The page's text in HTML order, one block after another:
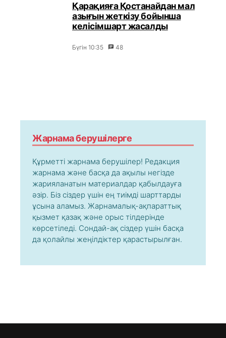
Қарақияға Қостанайдан мал
азығын жеткізу бойынша
келісімшарт жасалды
Бүгін 10:35 48
Жарнама берушілерге
Құрметті жарнама берушілер! Редакция
жарнама және басқа да ақылы негізде
жарияланатын материалдар қабылдауға
әзір. Біз сіздер үшін ең тиімді шарттарды
ұсына аламыз. Жарнамалық-ақпараттық
қызмет қазақ және орыс тілдерінде
көрсетіледі. Сондай-ақ сіздер үшін басқа
да қолайлы жеңілдіктер қарастырылған.